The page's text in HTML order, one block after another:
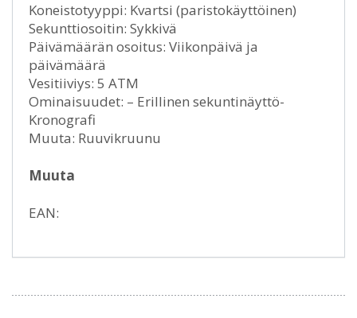
Koneistotyyppi: Kvartsi (paristokäyttöinen)
Sekunttiosoitin: Sykkivä
Päivämäärän osoitus: Viikonpäivä ja
päivämäärä
Vesitiiviys: 5 ATM
Ominaisuudet: – Erillinen sekuntinäyttö-
Kronografi
Muuta: Ruuvikruunu
Muuta
EAN: